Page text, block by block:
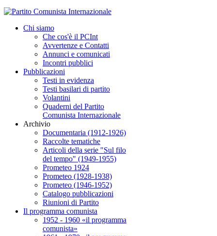
Chi siamo
Che cos'è il PCInt
Avvertenze e Contatti
Annunci e comunicati
Incontri pubblici
Pubblicazioni
Testi in evidenza
Testi basilari di partito
Volantini
Quaderni del Partito
Comunista Internazionale
Archivio
Documentaria (1912-1926)
Raccolte tematiche
Articoli della serie "Sul filo
del tempo" (1949-1955)
Prometeo 1924
Prometeo (1928-1938)
Prometeo (1946-1952)
Catalogo pubblicazioni
Riunioni di Partito
Il programma comunista
1952 - 1960 «il programma
comunista»